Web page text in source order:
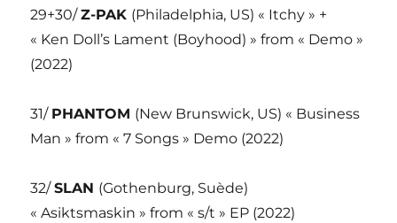
29+30/Z-PAK (Philadelphia, US) « Itchy » +
« Ken Doll’s Lament (Boyhood) » from « Demo »
(2022)
31/ PHANTOM (New Brunswick, US) « Business
Man » from « 7 Songs » Demo (2022)
32/SLAN (Gothenburg, Suède)
« Asiktsmaskin » from « s/t » EP (2022)